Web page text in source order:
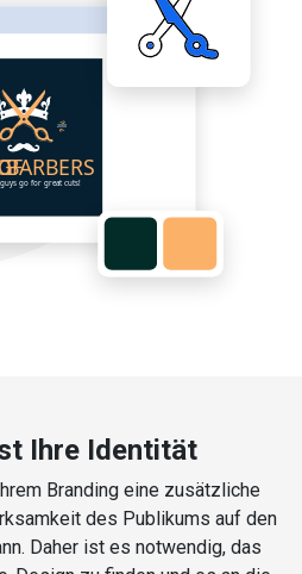
Ihre Identität
Branding eine zusätzliche
des Publikums auf den
Daher ist es notwendig, das